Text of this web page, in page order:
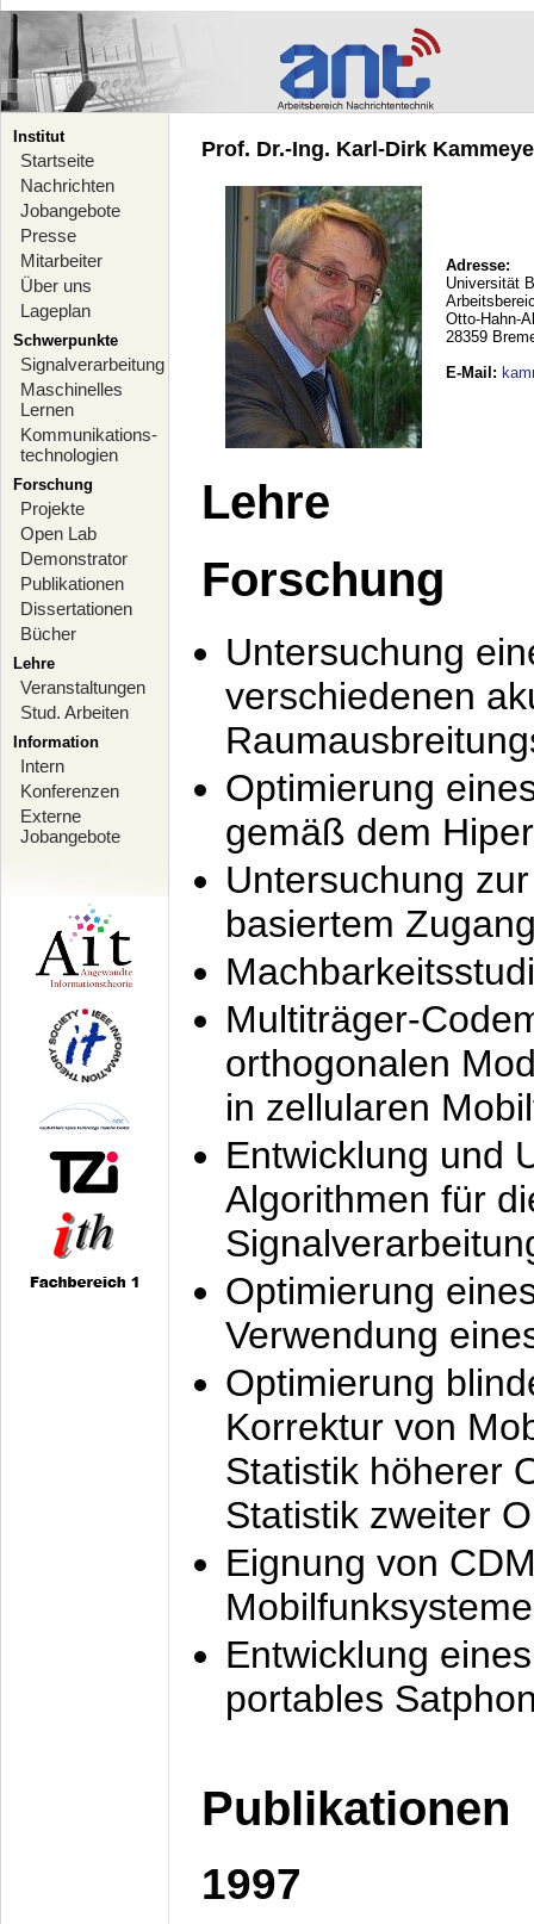
Institut
Startseite
Nachrichten
Jobangebote
Presse
Mitarbeiter
Über uns
Lageplan
Schwerpunkte
Signalverarbeitung
Maschinelles
Lernen
Kommunikations-
technologien
Forschung
Projekte
Open Lab
Demonstrator
Publikationen
Dissertationen
Bücher
Lehre
Veranstaltungen
Stud. Arbeiten
Information
Intern
Konferenzen
Externe
Jobangebote
Prof. Dr.-Ing. Karl-Dirk
Adresse:
Universität
Otto-Hahn-
28359
E-Mail :
Lehre
Forschung
Untersuchung
verschiedenen
Optimierung
gemäß dem
Untersuchung
basiertem
Multiträger-
orthogonalen
in zellularen
Entwicklung und
Algorithmen für
Optimierung
Verwendung
Optimierung
Korrektur von
Statistik höherer
Statistik zweiter
Eignung von
Mobilfunksysteme
Entwicklung
portables
Publikationen
1997